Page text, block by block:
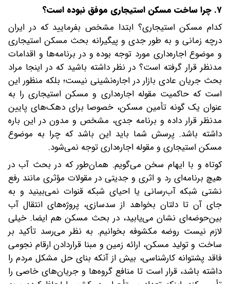
۷. چرا ساخت مسکن استیجاری موفق نبوده است؟
کدام مسکن استیجاری؟ ابتدا مشخص بفرمایید که در ایران
درچه زمانی و به طور جدی و پیگیرانه بحث مسکن استیجاری
و موضوع اجاره‌داری مورد توجه بوده و در برنامه‌ها و اقدامات
مد‌نظر قرار گرفته است؟ در نظر داشته باشید که در اینجا مراد
بحث جریان عادی بازار در اجاره‌نشینی نیست؛ بلکه منظور این
است که حاکمیت مقوله اجاره‌داری و مسکن استیجاری را به
عنوان یک گونه تأمین مسکن، خصوصا برای دهک‌های پایین
مد‌نظر قرار داده و برنامه جدی، مشخص و مدون در این باره
داشته باشد. پرسش شما باید این باشد که چرا به موضوع
مسکن استیجاری و مقوله اجاره‌داری توجه نمی‌شود.
کوتاه و با ایهام سخن می‌گویم. همان‌طور که در بحث آب در
هیچ برنامه‌ای رد و اثری و جدیتی در مقولات مؤثری مانند رفع
نشتی شبکه آب‌رسانی یا احیای شبکه قنوات نمی‌بینید و به‌
جای آن تا دلتان بخواهد از سدسازی، پروژه‌های انتقال آب
بین‌حوضه‌ای نشان می‌یابید، در بحث مسکن هم ایضا. خیلی
لازم نیست روضه مکشوفه بخوانیم. به نظر می‌رسد تأکید بر
ساخت و تولید مسکن، ارائه زمین و مبنا قراردادن ارقام نجومی
فاقد پشتوانه کارشناسی، بیش از آنکه بنای حل مشکل مردم را
داشته باشد، قرار است تا منافع گروه‌ها و جریان‌های خاصی را